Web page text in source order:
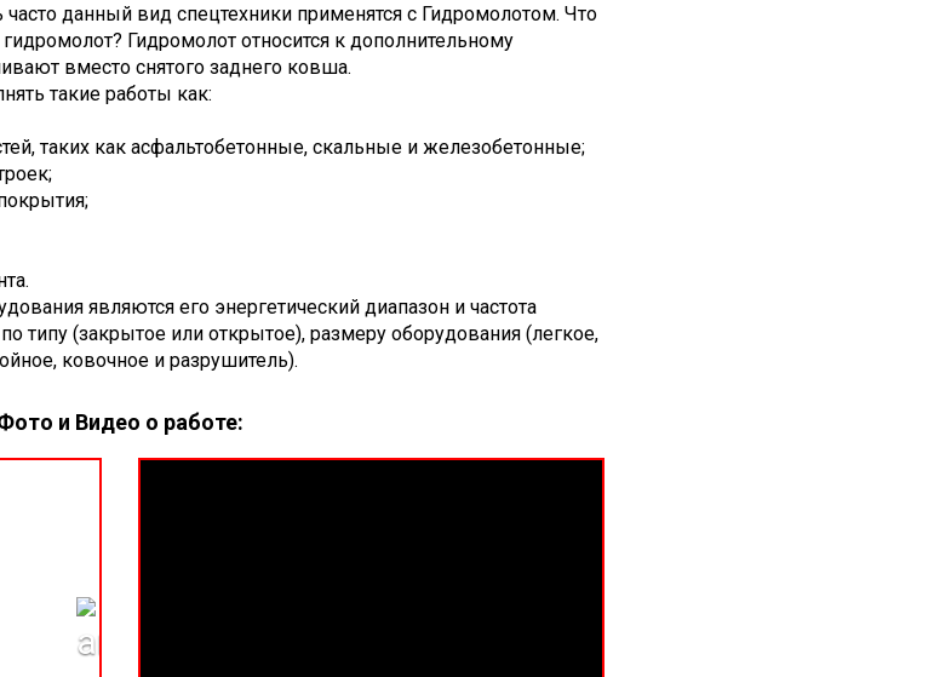
часто данный вид спецтехники применятся с Гидромолотом. Что
гидромолот? Гидромолот относится к дополнительному
вместо снятого заднего ковша.
такие работы как:
таких как асфальтобетонные, скальные и железобетонные;
являются его энергетический диапазон и частота
типу (закрытое или открытое), размеру оборудования (легкое,
ковочное и разрушитель).
и Видео о работе: